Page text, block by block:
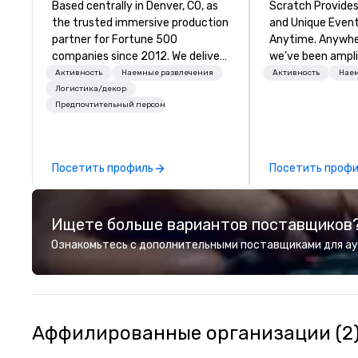
Based centrally in Denver, CO, as
the trusted immersive production
partner for Fortune 500
companies since 2012. We deliver
stunning premium AV and in-
house custom scenic fabrication
nationwide, so your event feels
coordination. Clients keep coming
back because we make
production effortless, making
planners look brilliant with
stunning events their leadership
Активность
Наемные развлечения
Логистика/декор
Предпочтительный персонал
Посетить профиль
Scratch
and Unique
Anytime. Anywhere. Since
we’ve been
energizing
highly curated
deliver amazing
experiences -
We've worked
clients to
than 125K
we do, and no
Come work with
Активность
Посетить
Ищете больше вариантов
Ознакомьтесь с дополнительными поставщиками для
Аффилированные организации